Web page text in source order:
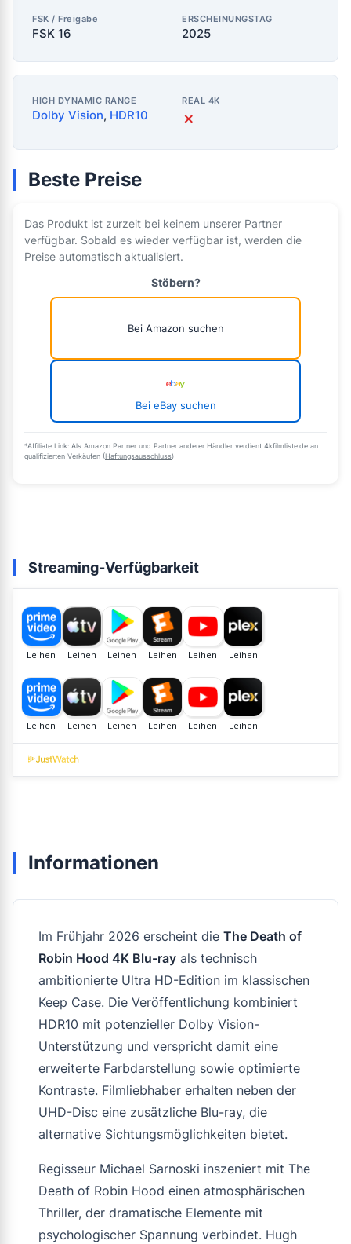
FSK / Freigabe
FSK 16
ERSCHEINUNGSTAG
2025
HIGH DYNAMIC RANGE
Dolby Vision, HDR10
REAL 4K
✗
Beste Preise
Das Produkt ist zurzeit bei keinem unserer Partner
verfügbar. Sobald es wieder verfügbar ist, werden die
Preise automatisch aktualisiert.
Stöbern?
Bei Amazon suchen
Bei eBay suchen
*Affiliate Link: Als Amazon Partner und Partner anderer Händler verdient 4kfilmliste.de an
qualifizierten Verkäufen (Haftungsausschluss)
Streaming-Verfügbarkeit
Informationen
Im Frühjahr 2026 erscheint die The Death of
Robin Hood 4K Blu-ray als technisch
ambitionierte Ultra HD-Edition im klassischen
Keep Case. Die Veröffentlichung kombiniert
HDR10 mit potenzieller Dolby Vision-
Unterstützung und verspricht damit eine
erweiterte Farbdarstellung sowie optimierte
Kontraste. Filmliebhaber erhalten neben der
UHD-Disc eine zusätzliche Blu-ray, die
alternative Sichtungsmöglichkeiten bietet.
Regisseur Michael Sarnoski inszeniert mit The
Death of Robin Hood einen atmosphärischen
Thriller, der dramatische Elemente mit
psychologischer Spannung verbindet. Hugh